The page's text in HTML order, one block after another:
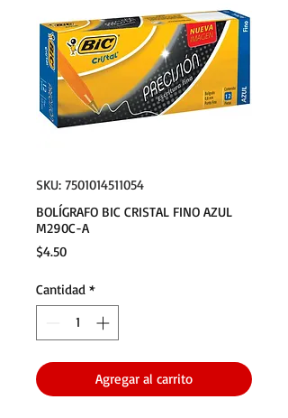
SKU: 7501014511054
BOLÍGRAFO BIC CRISTAL FINO AZUL
M290C-A
$4.50Precio
Cantidad *
Agregar al carrito